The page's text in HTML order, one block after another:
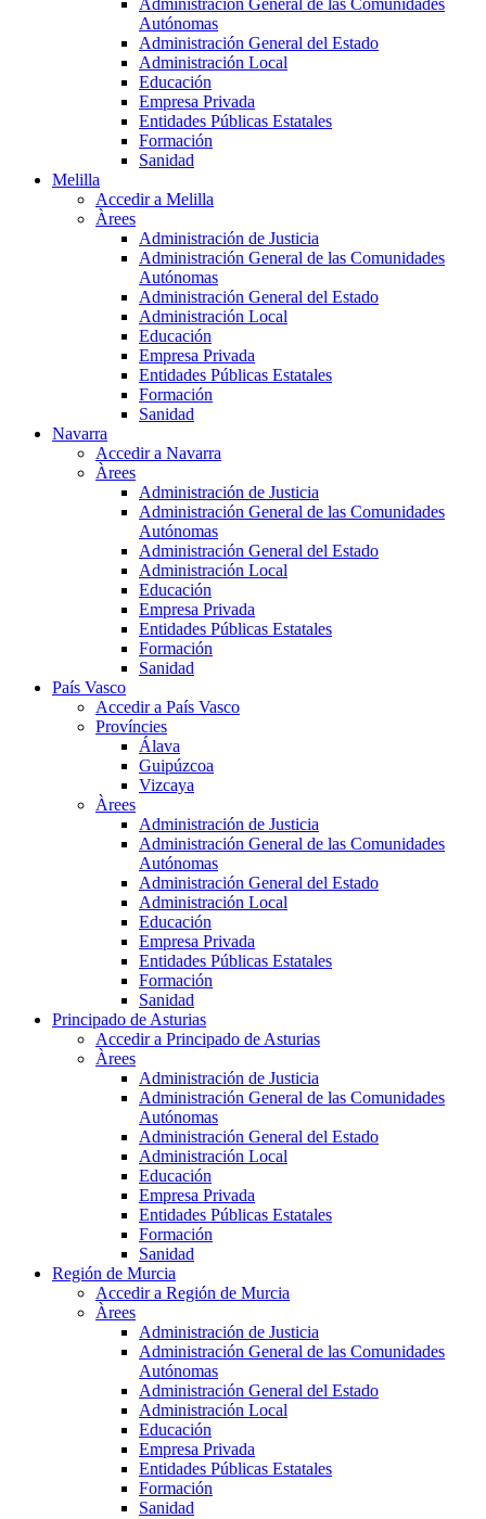
Administración General de las Comunidades
Autónomas
Administración General del Estado
Administración Local
Educación
Empresa Privada
Entidades Públicas Estatales
Formación
Sanidad
Melilla
Accedir a Melilla
Àrees
Administración de Justicia
Administración General de las Comunidades
Autónomas
Administración General del Estado
Administración Local
Educación
Empresa Privada
Entidades Públicas Estatales
Formación
Sanidad
Navarra
Accedir a Navarra
Àrees
Administración de Justicia
Administración General de las Comunidades
Autónomas
Administración General del Estado
Administración Local
Educación
Empresa Privada
Entidades Públicas Estatales
Formación
Sanidad
País Vasco
Accedir a País Vasco
Províncies
Álava
Guipúzcoa
Vizcaya
Àrees
Administración de Justicia
Administración General de las Comunidades
Autónomas
Administración General del Estado
Administración Local
Educación
Empresa Privada
Entidades Públicas Estatales
Formación
Sanidad
Principado de Asturias
Accedir a Principado de Asturias
Àrees
Administración de Justicia
Administración General de las Comunidades
Autónomas
Administración General del Estado
Administración Local
Educación
Empresa Privada
Entidades Públicas Estatales
Formación
Sanidad
Región de Murcia
Accedir a Región de Murcia
Àrees
Administración de Justicia
Administración General de las Comunidades
Autónomas
Administración General del Estado
Administración Local
Educación
Empresa Privada
Entidades Públicas Estatales
Formación
Sanidad